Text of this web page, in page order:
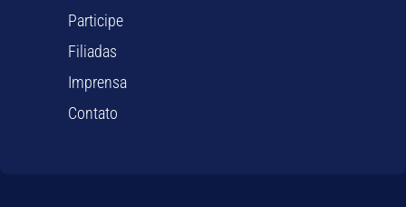
Participe
Filiadas
Imprensa
Contato